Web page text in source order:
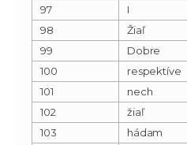
97
I
98
Žiaľ
99
Dobre
100
respektíve
101
nech
102
žiaľ
103
hádam